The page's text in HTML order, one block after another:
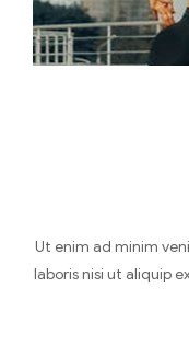
Ut enim ad minim
laboris nisi ut aliquip